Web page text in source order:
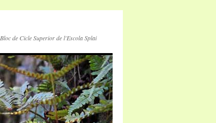
Bloc de Cicle Superior de l'Escola Splai